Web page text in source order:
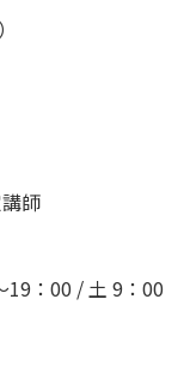
師
19：00 / 土 9：00